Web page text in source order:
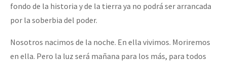
fondo de la historia y de la tierra ya no podrá ser arrancada
por la soberbia del poder.
Nosotros nacimos de la noche. En ella vivimos. Moriremos
en ella. Pero la luz será mañana para los más, para todos